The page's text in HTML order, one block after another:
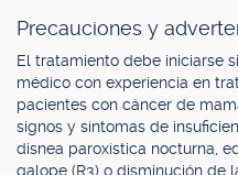
Precauciones y
El tratamiento debe iniciarse
médico con experiencia en
pacientes con cáncer de
signos y síntomas de
disnea paroxística nocturna,
galope (R3) o disminución de